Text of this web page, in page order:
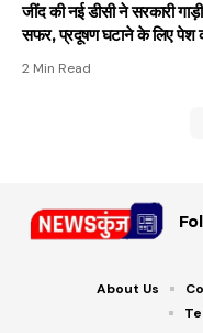
जींद की नई डीसी ने सरकारी
सफर, प्रदूषण घटाने के लिए पेश
2 Min Read
About Us